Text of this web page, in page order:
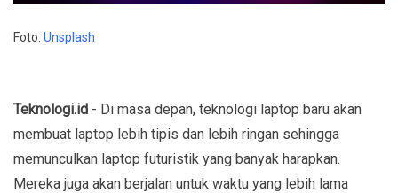
Foto: Unsplash
Teknologi.id - Di masa depan, teknologi laptop baru akan
membuat laptop lebih tipis dan lebih ringan sehingga
memunculkan laptop futuristik yang banyak harapkan.
Mereka juga akan berjalan untuk waktu yang lebih lama